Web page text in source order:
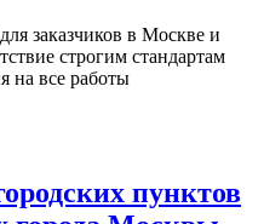
заказчиков в Москве и
строгим стандартам
на все работы
пунктов